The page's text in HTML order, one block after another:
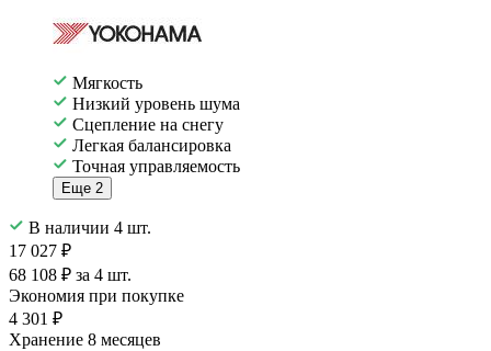
Мягкость
Низкий уровень шума
Сцепление на снегу
Легкая балансировка
Точная управляемость
Еще 2
В наличии 4 шт.
17 027 ₽
68 108 ₽ за 4 шт.
Экономия при покупке
4 301 ₽
Хранение 8 месяцев